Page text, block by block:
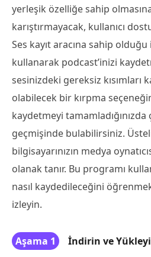
yerleşik özelliğe sahip
karıştırmayacak, kullanıcı
Ses kayıt aracına sahip
kullanarak podcast’inizi
sesinizdeki gereksiz kısımları
olabilecek bir kırpma
kaydetmeyi tamamladığınızda
geçmişinde bulabilirsiniz.
bilgisayarınızın medya
olanak tanır. Bu programı
nasıl kaydedileceğini
izleyin.
Aşama 1
İndirin ve